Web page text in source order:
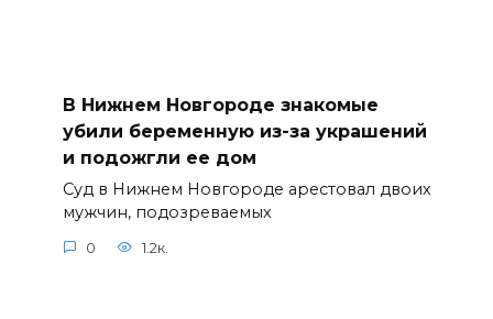
В Нижнем Новгороде знакомые
убили беременную из-за украшений
и подожгли ее дом
Суд в Нижнем Новгороде арестовал двоих
мужчин, подозреваемых
0 1.2к.